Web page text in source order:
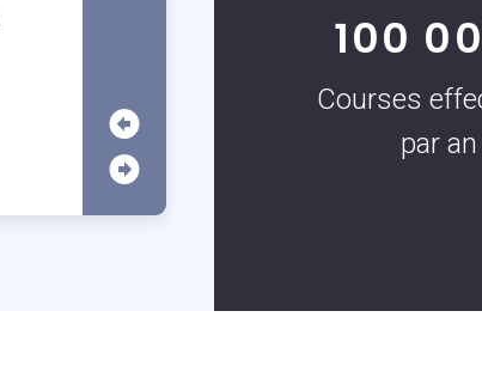
c’est vraiment très pratique surtout
100
Courses
par an